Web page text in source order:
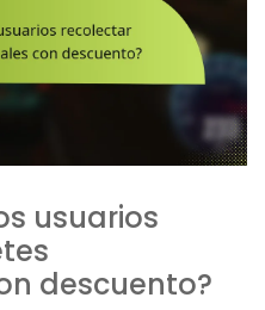
usuarios
descuento?